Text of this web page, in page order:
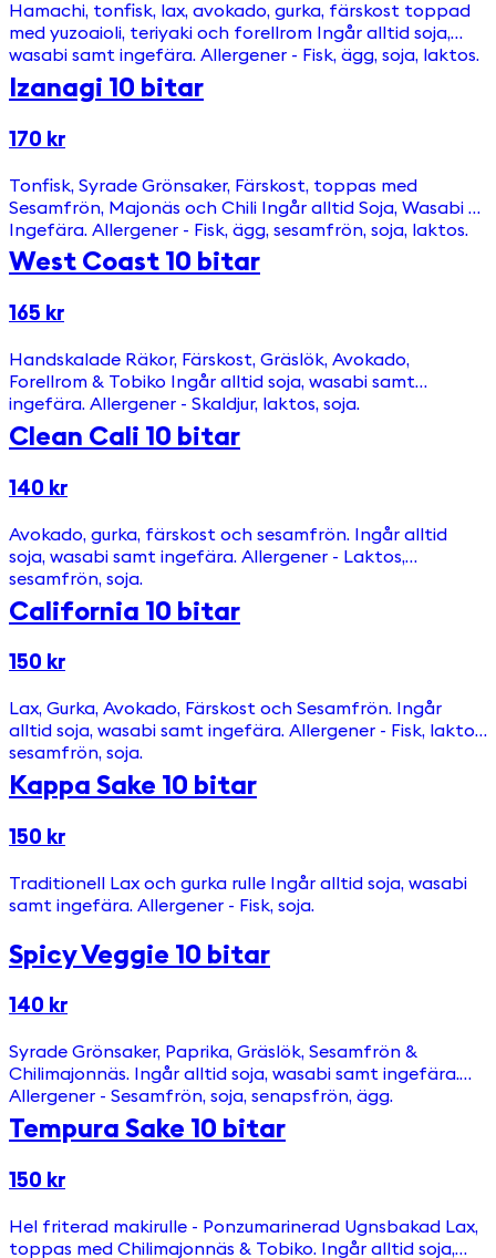
Hamachi, tonfisk, lax, avokado, gurka, färskost toppad
med yuzoaioli, teriyaki och forellrom Ingår alltid soja,
wasabi samt ingefära. Allergener - Fisk, ägg, soja, laktos.
Izanagi 10 bitar
170 kr
Tonfisk, Syrade Grönsaker, Färskost, toppas med
Sesamfrön, Majonäs och Chili Ingår alltid Soja, Wasabi &
Ingefära. Allergener - Fisk, ägg, sesamfrön, soja, laktos.
West Coast 10 bitar
165 kr
Handskalade Räkor, Färskost, Gräslök, Avokado,
Forellrom & Tobiko Ingår alltid soja, wasabi samt
ingefära. Allergener - Skaldjur, laktos, soja.
Clean Cali 10 bitar
140 kr
Avokado, gurka, färskost och sesamfrön. Ingår alltid
soja, wasabi samt ingefära. Allergener - Laktos,
sesamfrön, soja.
California 10 bitar
150 kr
Lax, Gurka, Avokado, Färskost och Sesamfrön. Ingår
alltid soja, wasabi samt ingefära. Allergener - Fisk, laktos,
sesamfrön, soja.
Kappa Sake 10 bitar
150 kr
Traditionell Lax och gurka rulle Ingår alltid soja, wasabi
samt ingefära. Allergener - Fisk, soja.
Spicy Veggie 10 bitar
140 kr
Syrade Grönsaker, Paprika, Gräslök, Sesamfrön &
Chilimajonnäs. Ingår alltid soja, wasabi samt ingefära.
Allergener - Sesamfrön, soja, senapsfrön, ägg.
Tempura Sake 10 bitar
150 kr
Hel friterad makirulle - Ponzumarinerad Ugnsbakad Lax,
toppas med Chilimajonnäs & Tobiko. Ingår alltid soja,